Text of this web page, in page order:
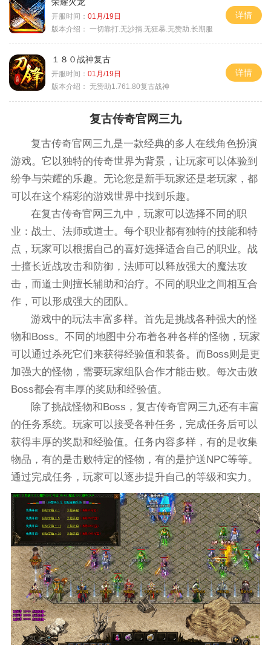
荣耀火龙
开服时间： 01月/19日
版本介绍： 一切靠打.无沙捐.无狂暴.无赞助.长期服
详情
１８０战神复古
开服时间： 01月/19日
版本介绍： 无赞助1.761.80复古战神
详情
复古传奇官网三九
复古传奇官网三九是一款经典的多人在线角色扮演
游戏。它以独特的传奇世界为背景，让玩家可以体验到
纷争与荣耀的乐趣。无论您是新手玩家还是老玩家，都
可以在这个精彩的游戏世界中找到乐趣。
在复古传奇官网三九中，玩家可以选择不同的职
业：战士、法师或道士。每个职业都有独特的技能和特
点，玩家可以根据自己的喜好选择适合自己的职业。战
士擅长近战攻击和防御，法师可以释放强大的魔法攻
击，而道士则擅长辅助和治疗。不同的职业之间相互合
作，可以形成强大的团队。
游戏中的玩法丰富多样。首先是挑战各种强大的怪
物和Boss。不同的地图中分布着各种各样的怪物，玩家
可以通过杀死它们来获得经验值和装备。而Boss则是更
加强大的怪物，需要玩家组队合作才能击败。每次击败
Boss都会有丰厚的奖励和经验值。
除了挑战怪物和Boss，复古传奇官网三九还有丰富
的任务系统。玩家可以接受各种任务，完成任务后可以
获得丰厚的奖励和经验值。任务内容多样，有的是收集
物品，有的是击败特定的怪物，有的是护送NPC等等。
通过完成任务，玩家可以逐步提升自己的等级和实力。